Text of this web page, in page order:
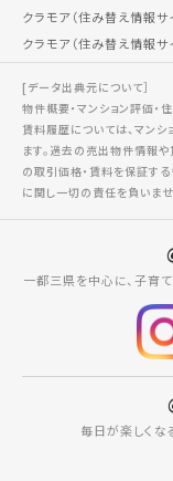
クラモア（住み替え情報サ
クラモア（住み替え情報サ
[データ出典元について］
物件概要・マンション評価・
賃料履歴については、マンシ
ます。過去の売出物件情報
の取引価格・賃料を保証す
に関し一切の責任を負いま
一都三県を中心に、子育
毎日が楽しくな